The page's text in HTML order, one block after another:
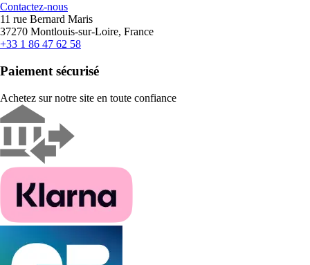
Contactez-nous
11 rue Bernard Maris
37270 Montlouis-sur-Loire, France
+33 1 86 47 62 58
Paiement sécurisé
Achetez sur notre site en toute confiance